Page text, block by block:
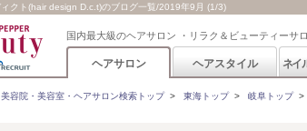
クト(hair design D.c.t)のブログ一覧/2019年9月 (1/3)
国内最大級のヘアサロン ・リラク＆ビューティーサ
ヘアサロン ヘアスタイル ネイ
美容院・美容室・ヘアサロン検索トップ> 東海トップ> 岐阜トップ>